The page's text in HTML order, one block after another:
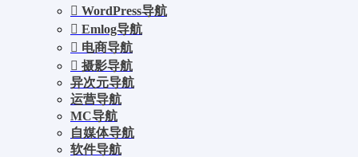
WordPress导航
Emlog导航
电商导航
摄影导航
异次元导航
运营导航
MC导航
自媒体导航
软件导航